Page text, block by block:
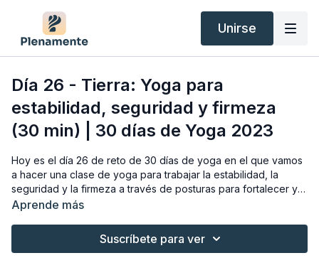
Unirse
Día 26 - Tierra: Yoga para
estabilidad, seguridad y firmeza
(30 min) | 30 días de Yoga 2023
Hoy es el día 26 de reto de 30 días de yoga en el que vamos
a hacer una clase de yoga para trabajar la estabilidad, la
seguridad y la firmeza a través de posturas para fortalecer y
tonificar las piernas. Una práctica para conectar con la tierra,
Recuerda que estas clases también son aptas para
Aprende más
Suscríbete para ver